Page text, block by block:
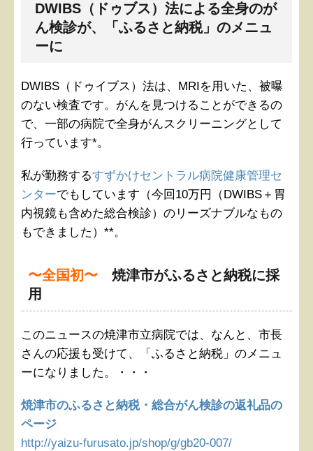
DWIBS（ドゥブス）法による全身のが
ん検診が、「ふるさと納税」のメニュ
ーに
DWIBS（ドゥイブス）法は、MRIを用いた、被曝
のない検査です。がんを見つけることができるの
で、一部の病院で全身がんスクリーニングとして
行っています*。
私が勤務するすずかけセントラル病院健康管理セ
ンターでもしています（今回10万円（DWIBS＋胃
内視鏡も含めた総合検診）のリーズナブルなもの
もできました）**。
〜全国初〜 焼津市がふるさと納税に採
用
このニュースの焼津市立病院では、なんと、市長
さんの応援も受けて、「ふるさと納税」のメニュ
ーになりました。・・・
焼津市のふるさと納税・総合がん検診の返礼品の
ページ
http://yaizu-furusato.jp/shop/g/gb20-007/